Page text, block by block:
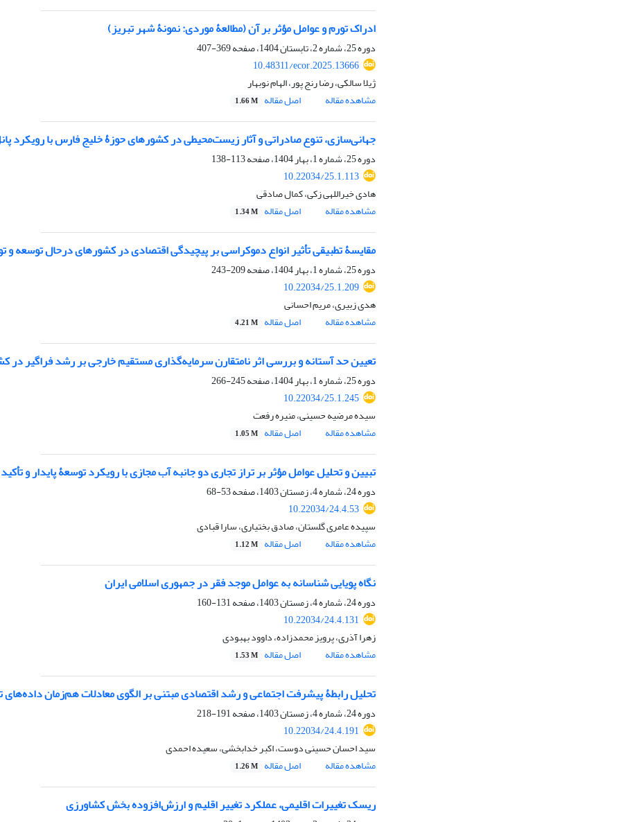
ادراک تورم و عوامل مؤثر بر آن (مطالعۀ موردی: نمونۀ شهر تبریز)
دوره 25، شماره 2، تابستان 1404، صفحه
369-407
10.48311/ecor.2025.13666
ژیلا سالکی، رضا رنج پور، الهام نوبهار
مشاهده مقاله
اصل مقاله 1.66 M
جهانی‌سازی، تنوع صادراتی و آثار زیست‌محیطی در کشورهای حوزۀ خلیج فارس با رویکرد
دوره 25، شماره 1، بهار 1404، صفحه
113-138
10.22034/25.1.113
هادی خیراللهی زکی، کمال صادقی
مشاهده مقاله
اصل مقاله 1.34 M
مقایسۀ تطبیقی تأثیر انواع دموکراسی بر پیچیدگی اقتصادی در کشورهای درحال توسعه و
دوره 25، شماره 1، بهار 1404، صفحه
209-243
10.22034/25.1.209
هدی زبیری، مریم احسانی
مشاهده مقاله
اصل مقاله 4.21 M
تعیین حد آستانه و بررسی اثر نامتقارن سرمایه‌گذاری مستقیم خارجی بر رشد فراگیر
دوره 25، شماره 1، بهار 1404، صفحه
245-266
10.22034/25.1.245
سیده مرضیه حسینی، منیره رفعت
مشاهده مقاله
اصل مقاله 1.05 M
تبیین و تحلیل عوامل مؤثر بر تراز تجاری دو جانبه آب مجازی با رویکرد توسعۀ پایدار و
دوره 24، شماره 4، زمستان 1403، صفحه
53-68
10.22034/24.4.53
سپیده عامری گلستان، صادق بختیاری، سارا قبادی
مشاهده مقاله
اصل مقاله 1.12 M
نگاه پویایی‌ شناسانه به عوامل موجد فقر در جمهوری اسلامی ایران
دوره 24، شماره 4، زمستان 1403، صفحه
131-160
10.22034/24.4.131
زهرا آذری، پرویز محمدزاده، داوود بهبودی
مشاهده مقاله
اصل مقاله 1.53 M
تحلیل رابطۀ پیشرفت اجتماعی و رشد اقتصادی مبتنی بر الگوی معادلات هم‌زمان داده‌های
دوره 24، شماره 4، زمستان 1403، صفحه
191-218
10.22034/24.4.191
سید احسان حسینی دوست، اکبر خدابخشی، سعیده احمدی
مشاهده مقاله
اصل مقاله 1.26 M
ریسک تغییرات اقلیمی، عملکرد تغییر اقلیم و ارزش‌افزوده بخش کشاورزی